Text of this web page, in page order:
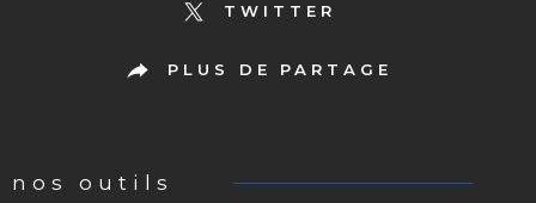
TWITTER
PLUS DE PARTAGE
nos outils